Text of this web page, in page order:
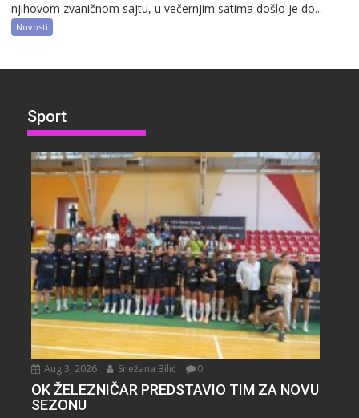
njihovom zvaničnom sajtu, u večernjim satima došlo je do...
Novosti
Sport
Aug 3, 2026 Snežana Bilić 0
OK ŽELEZNIČAR PREDSTAVIO TIM ZA NOVU
SEZONU